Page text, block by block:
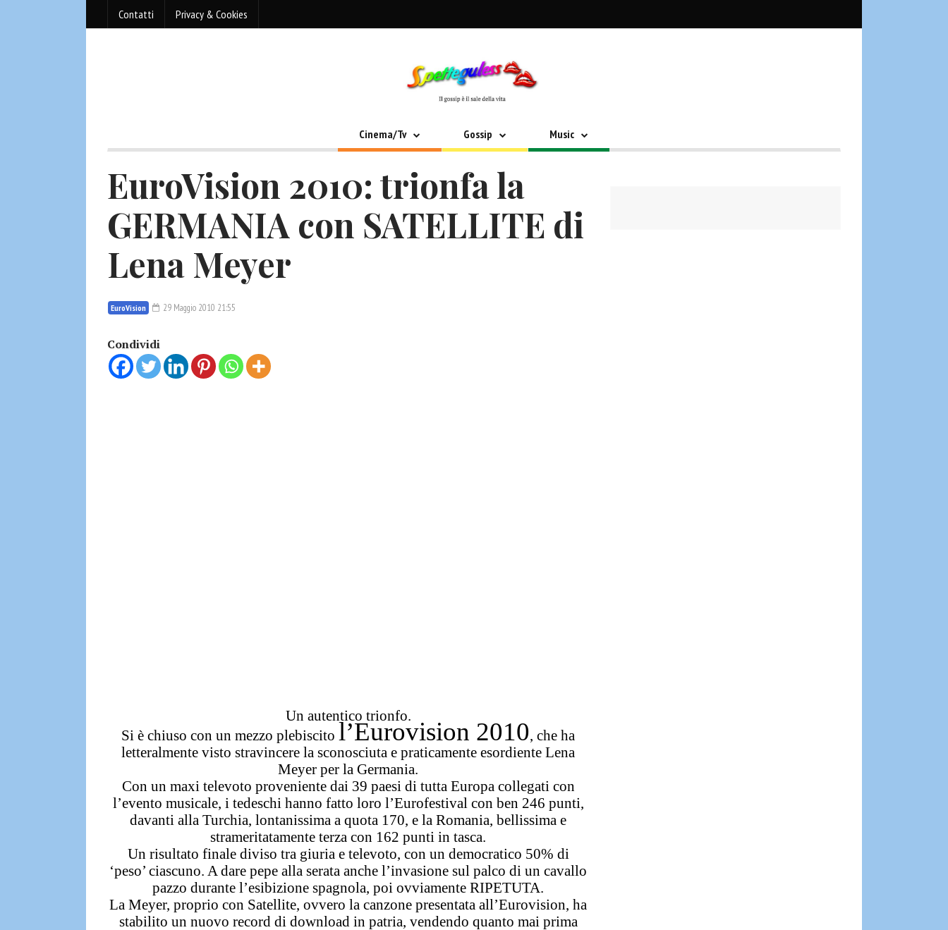
Contatti Privacy & Cookies
Cinema/Tv Gossip Music
EuroVision 2010: trionfa la
GERMANIA con SATELLITE di
Lena Meyer
EuroVision 29 Maggio 2010 21:55
Condividi
Un autentico trionfo.
Si è chiuso con un mezzo plebiscito l’Eurovision 2010, che ha
letteralmente visto stravincere la sconosciuta e praticamente esordienteLena
Meyer per la Germania.
Con un maxi televoto proveniente dai 39 paesi di tutta Europa collegati con
l’evento musicale, i tedeschi hanno fatto loro l’Eurofestival con ben 246 punti,
davanti alla Turchia, lontanissima a quota 170, e la Romania, bellissima e
strameritatamente terza con 162 punti in tasca.
Un risultato finale diviso tra giuria e televoto, con un democratico 50% di
‘peso’ ciascuno. A dare pepe alla serata anche l’invasione sul palco di un cavallo
pazzo durante l’esibizione spagnola, poi ovviamente RIPETUTA.
La Meyer, proprio con Satellite, ovvero la canzone presentata all’Eurovision, ha
stabilito un nuovo record di download in patria, vendendo quanto mai prima